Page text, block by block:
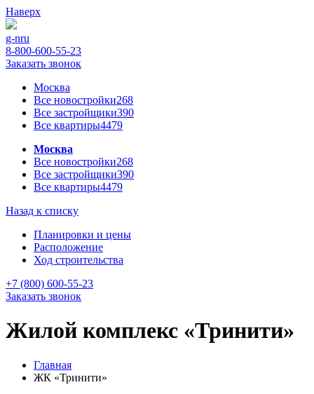
Наверх
g-nru
8-800-600-55-23
Заказать звонок
Москва
Все новостройки268
Все застройщики390
Все квартиры4479
Москва
Все новостройки268
Все застройщики390
Все квартиры4479
Назад к списку
Планировки и цены
Расположение
Ход строительства
+7 (800) 600-55-23
Заказать звонок
Жилой комплекс «Тринити»
Главная
ЖК «Тринити»